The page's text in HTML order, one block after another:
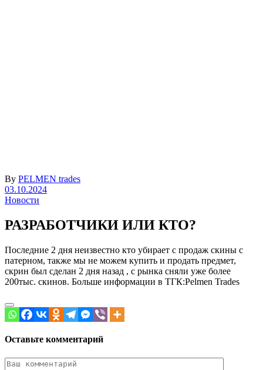
By PELMEN trades
03.10.2024
Новости
РАЗРАБОТЧИКИ ИЛИ КТО?
Последние 2 дня неизвестно кто убирает с продаж скины с
патерном, также мы не можем купить и продать предмет,
скрин был сделан 2 дня назад , с рынка сняли уже более
200тыс. скинов. Больше информации в ТГК:Pelmen Trades
Оставьте комментарий